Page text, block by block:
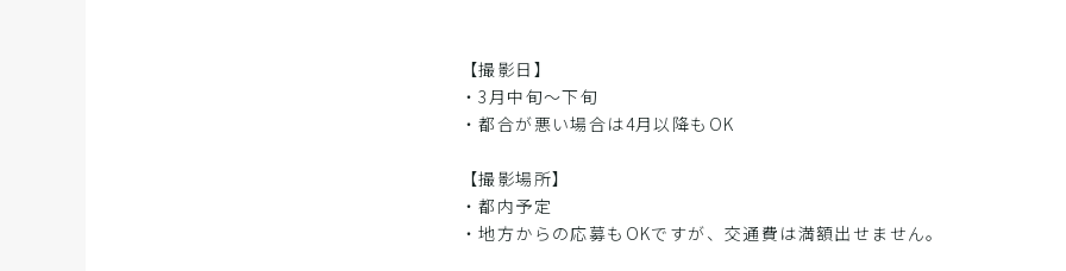
【撮影日】
・3月中旬〜下旬
・都合が悪い場合は4月以降もOK
【撮影場所】
・都内予定
・地方からの応募もOKですが、交通費は満額出せません。